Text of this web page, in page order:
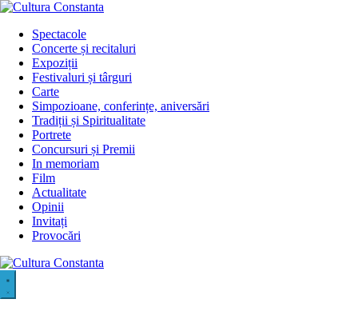
Sari
conținutSpectacole
Concerte și recitaluri
Expoziții
Festivaluri și târguri
Carte
Simpozioane, conferințe, aniversări
Tradiții și Spiritualitate
Portrete
Concursuri și Premii
In memoriam
Film
Actualitate
Opinii
Invitați
Provocări